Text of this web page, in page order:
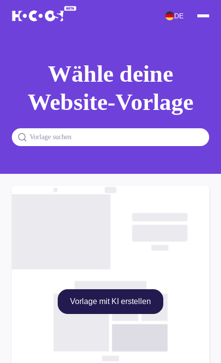
DE
Wähle deine
Website-Vorlage
Vorlage mit KI erstellen